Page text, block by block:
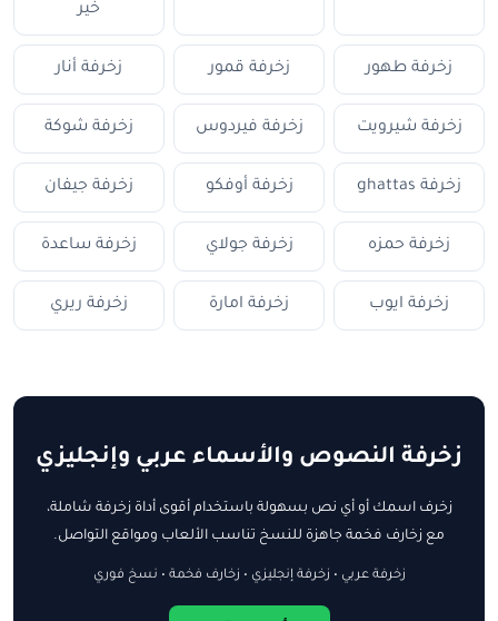
خير
زخرفة طهور زخرفة قمور زخرفة أنار
زخرفة شيرويت زخرفة فيردوس زخرفة شوكة
زخرفة ghattas زخرفة أوفكو زخرفة جيفان
زخرفة حمزه زخرفة جولاي زخرفة ساعدة
زخرفة ايوب زخرفة امارة زخرفة ريري
زخرفة النصوص والأسماء عربي وإنجليزي
زخرف اسمك أو أي نص بسهولة باستخدام أقوى أداة زخرفة شاملة،
مع زخارف فخمة جاهزة للنسخ تناسب الألعاب ومواقع التواصل.
زخرفة عربي • زخرفة إنجليزي • زخارف فخمة • نسخ فوري